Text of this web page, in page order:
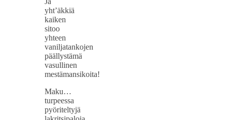
yht’äkkiä
kaiken
sitoo
yhteen
vaniljatankojen
päällystämä
vasullinen
mestämansikoita!
Maku…
turpeessa
pyöriteltyjä